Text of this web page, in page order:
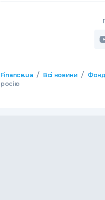
Finance.ua / Всі новини /
росію